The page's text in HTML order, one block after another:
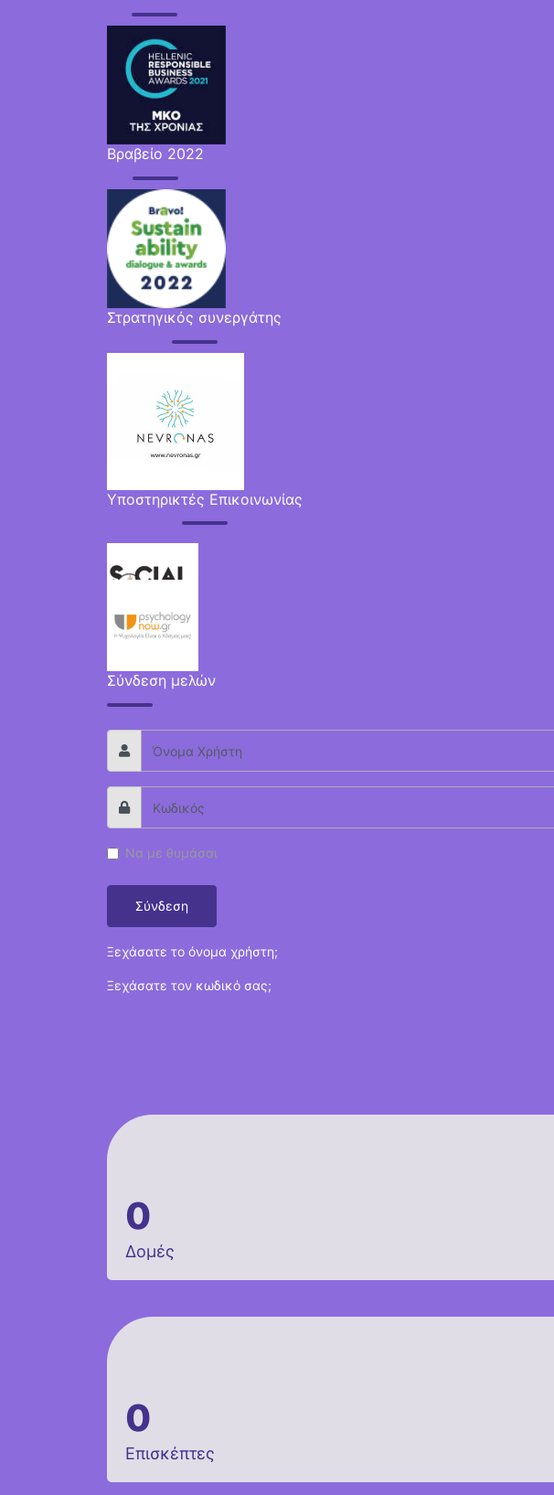
Βραβείο 2022
Στρατηγικός συνεργάτης
Υποστηρικτές Επικοινωνίας
Σύνδεση μελών
Να με θυμάσαι
Σύνδεση
Ξεχάσατε το όνομα χρήστη;
Ξεχάσατε τον κωδικό σας;
0
Δομές
0
Επισκέπτες